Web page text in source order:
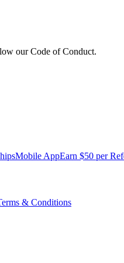
our Code of Conduct.
Mobile AppEarn $50 per
& Conditions